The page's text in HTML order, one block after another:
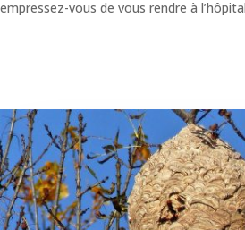
empressez-vous de vous rendre à